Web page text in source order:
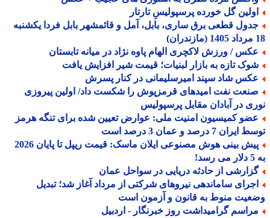
گل خورده پرسپولیسِ تارتار
قطعی برق ساری، بابل، آمل و قائمشهر بابل فردا یکشنبه
/ ورزش لاکچری الهام پاوه نژاد در میانه تابستان
تازه به بازار لبنیات؛ قیمت شیر افزایش یافت
شاد سپند امیرسلیمانی در کنار پسرش
نفت امیدهای قرمزپوش را شکست داد/ اولین پیروزی
در آبادان مقابل پرسپولیس
کمیسیون امنیت ملی: عوارض تعیین شده برای تنگه هرمز
7 درصد و عمان 3 درصد است
پیش بینی هوش مصنوعی ایلان ماسک: قیمت ریپل تا پایان 2026
از حادثه دریایی در سواحل عمان
ساماندهی نیروهای شرکتی از مرداد آغاز شد؛ تبدیل
منوط به قانون و آزمون است
گرامیداشت روز خبرنگار - اردبیل